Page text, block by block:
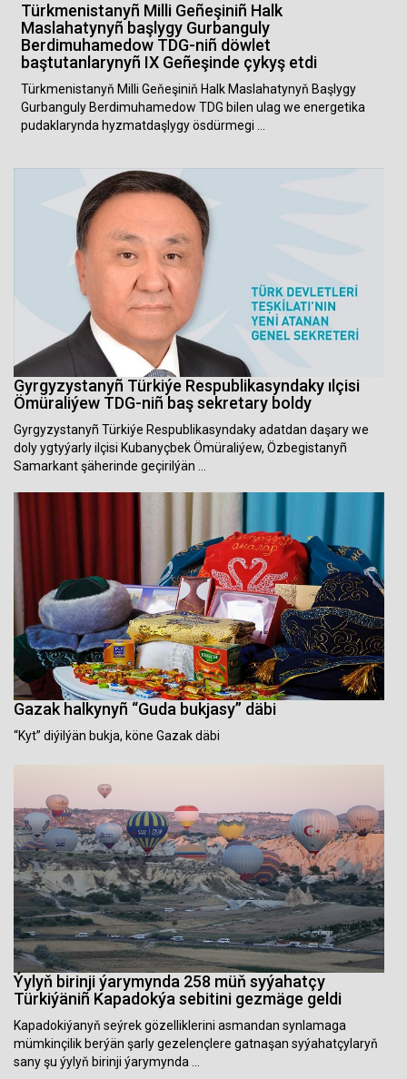
Türkmenistanyñ Milli Geñeşiniñ Halk
Maslahatynyñ başlygy Gurbanguly
Berdimuhamedow TDG-niñ döwlet
baştutanlarynyñ IX Geñeşinde çykyş etdi
Türkmenistanyň Milli Geňeşiniň Halk Maslahatynyň Başlygy
Gurbanguly Berdimuhamedow TDG bilen ulag we energetika
pudaklarynda hyzmatdaşlygy ösdürmegi …
Gyrgyzystanyñ Türkiýe Respublikasyndaky ılçisi
Ömüraliýew TDG-niñ baş sekretary boldy
Gyrgyzystanyñ Türkiýe Respublikasyndaky adatdan daşary we
doly ygtyýarly ilçisi Kubanyçbek Ömüraliýew, Özbegistanyñ
Samarkant şäherinde geçirilýän …
Gazak halkynyñ “Guda bukjasy” däbi
“Kyt” diýilýän bukja, köne Gazak däbi
Ýylyň birinji ýarymynda 258 müň syýahatçy
Türkiýäniñ Kapadokýa sebitini gezmäge geldi
Kapadokiýanyň seýrek gözelliklerini asmandan synlamaga
mümkinçilik berýän şarly gezelençlere gatnaşan syýahatçylaryň
sany şu ýylyň birinji ýarymynda …